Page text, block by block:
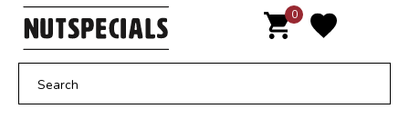
Door
naar
inhoud
0